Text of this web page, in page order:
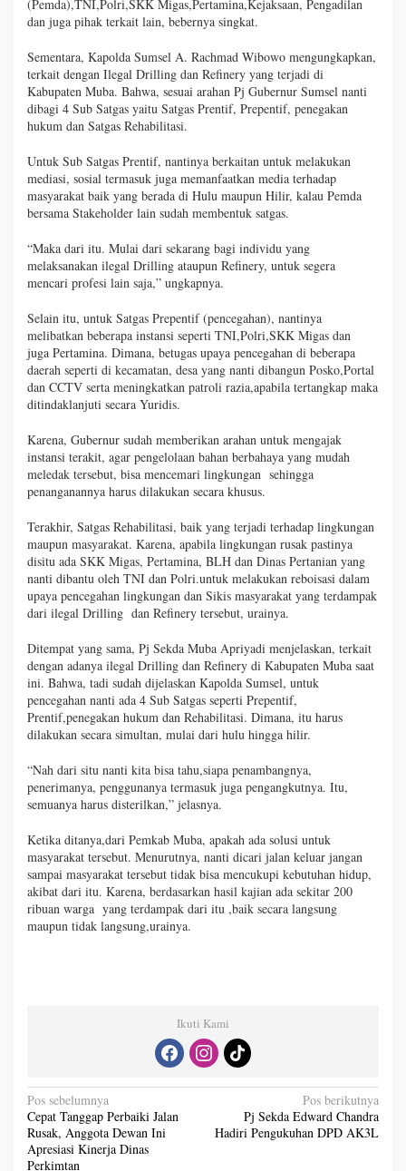
(Pemda),TNI,Polri,SKK Migas,Pertamina,Kejaksaan, Pengadilan
dan juga pihak terkait lain, bebernya singkat.
Sementara, Kapolda Sumsel A. Rachmad Wibowo mengungkapkan,
terkait dengan Ilegal Drilling dan Refinery yang terjadi di
Kabupaten Muba. Bahwa, sesuai arahan Pj Gubernur Sumsel nanti
dibagi 4 Sub Satgas yaitu Satgas Prentif, Prepentif, penegakan
hukum dan Satgas Rehabilitasi.
Untuk Sub Satgas Prentif, nantinya berkaitan untuk melakukan
mediasi, sosial termasuk juga memanfaatkan media terhadap
masyarakat baik yang berada di Hulu maupun Hilir, kalau Pemda
bersama Stakeholder lain sudah membentuk satgas.
“Maka dari itu. Mulai dari sekarang bagi individu yang
melaksanakan ilegal Drilling ataupun Refinery, untuk segera
mencari profesi lain saja,” ungkapnya.
Selain itu, untuk Satgas Prepentif (pencegahan), nantinya
melibatkan beberapa instansi seperti TNI,Polri,SKK Migas dan
juga Pertamina. Dimana, betugas upaya pencegahan di beberapa
daerah seperti di kecamatan, desa yang nanti dibangun Posko,Portal
dan CCTV serta meningkatkan patroli razia,apabila tertangkap maka
ditindaklanjuti secara Yuridis.
Karena, Gubernur sudah memberikan arahan untuk mengajak
instansi terakit, agar pengelolaan bahan berbahaya yang mudah
meledak tersebut, bisa mencemari lingkungan sehingga
penanganannya harus dilakukan secara khusus.
Terakhir, Satgas Rehabilitasi, baik yang terjadi terhadap lingkungan
maupun masyarakat. Karena, apabila lingkungan rusak pastinya
disitu ada SKK Migas, Pertamina, BLH dan Dinas Pertanian yang
nanti dibantu oleh TNI dan Polri.untuk melakukan reboisasi dalam
upaya pencegahan lingkungan dan Sikis masyarakat yang terdampak
dari ilegal Drilling dan Refinery tersebut, urainya.
Ditempat yang sama, Pj Sekda Muba Apriyadi menjelaskan, terkait
dengan adanya ilegal Drilling dan Refinery di Kabupaten Muba saat
ini. Bahwa, tadi sudah dijelaskan Kapolda Sumsel, untuk
pencegahan nanti ada 4 Sub Satgas seperti Prepentif,
Prentif,penegakan hukum dan Rehabilitasi. Dimana, itu harus
dilakukan secara simultan, mulai dari hulu hingga hilir.
“Nah dari situ nanti kita bisa tahu,siapa penambangnya,
penerimanya, penggunanya termasuk juga pengangkutnya. Itu,
semuanya harus disterilkan,” jelasnya.
Ketika ditanya,dari Pemkab Muba, apakah ada solusi untuk
masyarakat tersebut. Menurutnya, nanti dicari jalan keluar jangan
sampai masyarakat tersebut tidak bisa mencukupi kebutuhan hidup,
akibat dari itu. Karena, berdasarkan hasil kajian ada sekitar 200
ribuan warga yang terdampak dari itu ,baik secara langsung
maupun tidak langsung,urainya.
Ikuti Kami
N
a
v
Pos sebelumnya
Cepat Tanggap Perbaiki Jalan
Rusak, Anggota Dewan Ini
Apresiasi Kinerja Dinas
Perkimtan
Pos berikutnya
Pj Sekda Edward Chandra
Hadiri Pengukuhan DPD AK3L